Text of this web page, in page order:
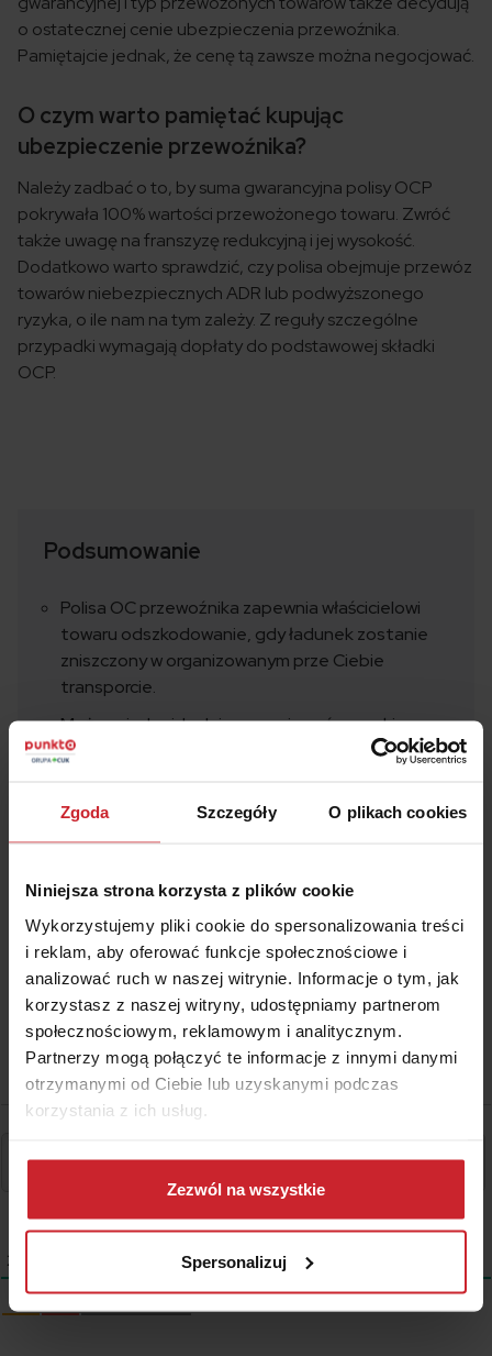
Zgoda Szczegóły O plikach cookies
Niniejsza strona korzysta z plików cookie
Wykorzystujemy pliki cookie do spersonalizowania treści
i reklam, aby oferować funkcje społecznościowe i
analizować ruch w naszej witrynie. Informacje o tym, jak
korzystasz z naszej witryny, udostępniamy partnerom
społecznościowym, reklamowym i analitycznym.
Partnerzy mogą połączyć te informacje z innymi danymi
otrzymanymi od Ciebie lub uzyskanymi podczas
korzystania z ich usług.
Dowiedz się więcej na temat tego, kim jesteśmy, jak
można się z nami skontaktować i w jaki sposób
przetwarzamy dane osobowe w ramachPolityki
Zezwól na wszystkie
Spersonalizuj
o ostatecznej cenie ubezpieczenia przewoźnika.
Pamiętajcie jednak, że cenę tą zawsze można negocjować.
O czym warto pamiętać kupując
ubezpieczenie przewoźnika?
Należy zadbać o to, by suma gwarancyjna polisy OCP
pokrywała 100% wartości przewożonego towaru. Zwróć
także uwagę na franszyzę redukcyjną i jej wysokość.
Dodatkowo warto sprawdzić, czy polisa obejmuje przewóz
towarów niebezpiecznych ADR lub podwyższonego
ryzyka, o ile nam na tym zależy. Z reguły szczególne
przypadki wymagają dopłaty do podstawowej składki
OCP.
Podsumowanie
Polisa OC przewoźnika zapewnia właścicielowi
towaru odszkodowanie, gdy ładunek zostanie
zniszczony w organizowanym prze Ciebie
transporcie.
Możesz indywidualnie negocjować warunki
ubezpieczenia OCP lub powierzyć jego wybór
Pamiętaj o bezpieczeństwie na trasie i
właściwym zabezpieczeniu towaru -
wykaże Twoje zaniedbania
2
Starsze